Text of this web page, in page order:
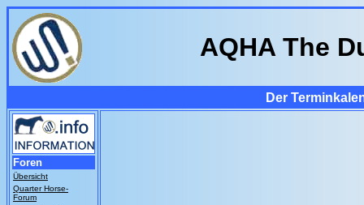
AQHA The
Der
Foren
Übersicht
Quarter Horse-
Forum